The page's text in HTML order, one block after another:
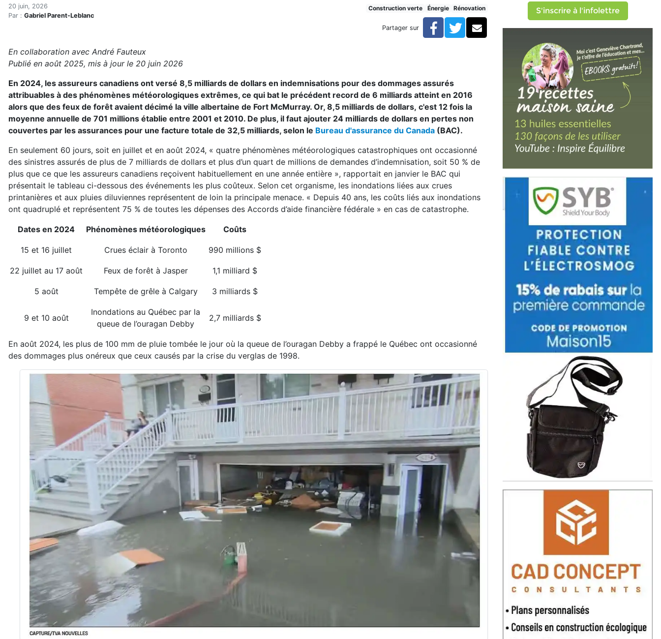
Accueil
Articles
Une maison résiliente face aux changements climatiques
Une maison résiliente face aux changements climatiques
20 juin, 2026
Par : Gabriel Parent-Leblanc
Construction verte Énergie Rénovation
Partager sur Facebook
TwitterCourriel
En collaboration avec André Fauteux
Publié en août 2025, mis à jour le 20 juin 2026
En 2024, les assureurs canadiens ont versé 8,5 milliards de dollars en indemnisations pour des dommages assurés
attribuables à des phénomènes météorologiques extrêmes, ce qui bat le précédent record de 6 milliards atteint en 2016
alors que des feux de forêt avaient décimé la ville albertaine de Fort McMurray. Or, 8,5 milliards de dollars, c'est 12 fois la
moyenne annuelle de 701 millions établie entre 2001 et 2010. De plus, il faut ajouter 24 milliards de dollars en pertes non
couvertes par les assurances pour une facture totale de 32,5 milliards, selon le Bureau d'assurance du Canada (BAC).
En seulement 60 jours, soit en juillet et en août 2024, « quatre phénomènes météorologiques catastrophiques ont occasionné
des sinistres assurés de plus de 7 milliards de dollars et plus d’un quart de millions de demandes d’indemnisation, soit 50 % de
plus que ce que les assureurs canadiens reçoivent habituellement en une année entière », rapportait en janvier le BAC qui
présentait le tableau ci-dessous des événements les plus coûteux. Selon cet organisme, les inondations liées aux crues
printanières et aux pluies diluviennes représentent de loin la principale menace. « Depuis 40 ans, les coûts liés aux inondations
ont quadruplé et représentent 75 % de toutes les dépenses des Accords d’aide financière fédérale » en cas de catastrophe.
Dates en 2024 Phénomènes météorologiques Coûts
15 et 16 juillet Crues éclair à Toronto 990 millions $
22 juillet au 17 août Feux de forêt à Jasper 1,1 milliard $
5 août Tempête de grêle à Calgary 3 milliards $
9 et 10 août
Inondations au Québec par la
queue de l’ouragan Debby
2,7 milliards $
En août 2024, les plus de 100 mm de pluie tombée le jour où la queue de l’ouragan Debby a frappé le Québec ont occasionné
des dommages plus onéreux que ceux causés par la crise du verglas de 1998.
S'inscrire à l'infolettre